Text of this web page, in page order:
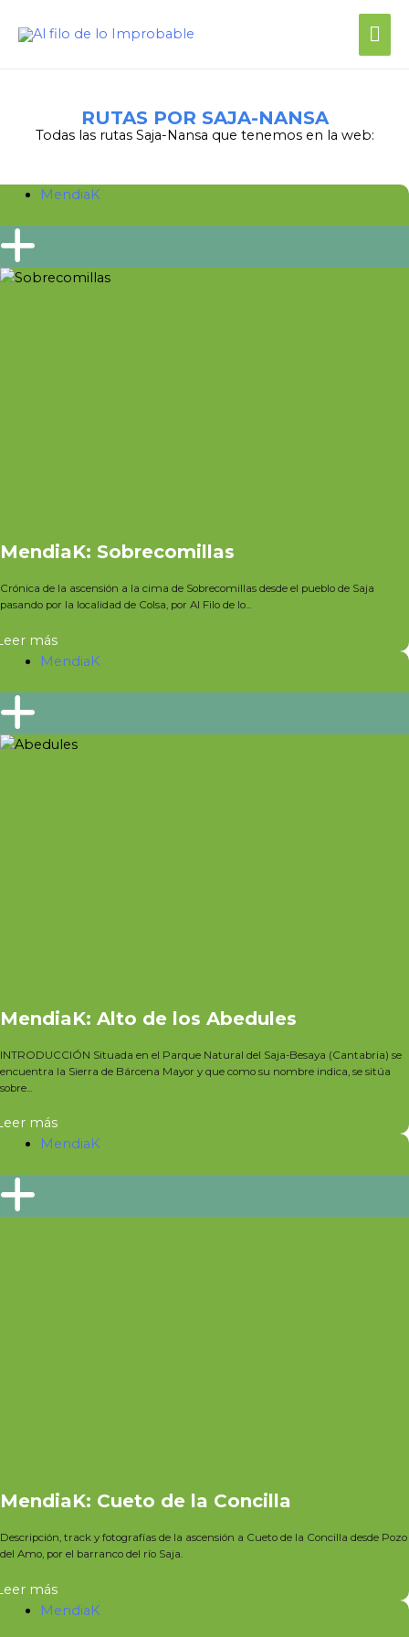
RUTAS POR SAJA-NANSA
Todas las rutas Saja-Nansa que tenemos en la web:
MendiaK
MendiaK: Sobrecomillas
Crónica de la ascensión a la cima de Sobrecomillas desde el pueblo de Saja
pasando por la localidad de Colsa, por Al Filo de lo...
más
MendiaK
MendiaK: Alto de los Abedules
INTRODUCCIÓN Situada en el Parque Natural del Saja-Besaya (Cantabria) se
encuentra la Sierra de Bárcena Mayor y que como su nombre indica, se sitúa
sobre...
más
MendiaK
MendiaK: Cueto de la Concilla
Descripción, track y fotografías de la ascensión a Cueto de la Concilla desde Pozo
del Amo, por el barranco del río Saja.
más
MendiaK